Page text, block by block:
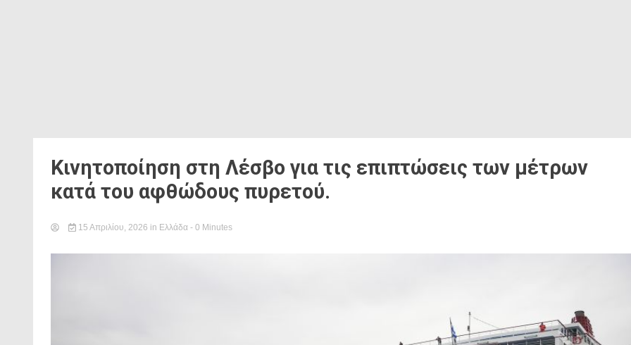
Κινητοποίηση στη Λέσβο για τις επιπτώσεις των μέτρων
κατά του αφθώδους πυρετού.
15 Απριλίου, 2026 in Ελλάδα - 0 Minutes